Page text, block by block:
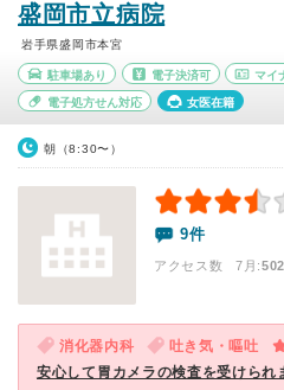
盛岡市立病院
岩手県盛岡市本宮
駐車場あり 電子決済可 マイ
電子処方せん対応 女医在籍
朝（8:30〜）
9件
アクセス数 7月:502
消化器内科 吐き気・嘔吐
安心して胃カメラの検査を受けられ